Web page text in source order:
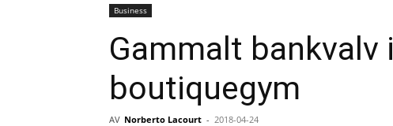
Business
Gammalt
boutiquegym
AV Norberto Lacourt - 2018-04-24